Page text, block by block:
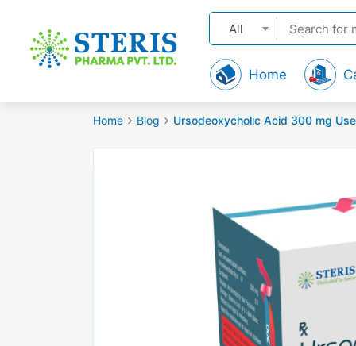
All
Home
Home Blog Ursodeoxycholic Acid 300 mg Uses